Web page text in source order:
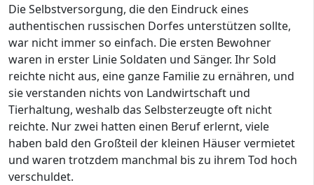
Die Selbstversorgung, die den Eindruck eines
authentischen russischen Dorfes unterstützen sollte,
war nicht immer so einfach. Die ersten Bewohner
waren in erster Linie Soldaten und Sänger. Ihr Sold
reichte nicht aus, eine ganze Familie zu ernähren, und
sie verstanden nichts von Landwirtschaft und
Tierhaltung, weshalb das Selbsterzeugte oft nicht
reichte. Nur zwei hatten einen Beruf erlernt, viele
haben bald den Großteil der kleinen Häuser vermietet
und waren trotzdem manchmal bis zu ihrem Tod hoch
verschuldet.